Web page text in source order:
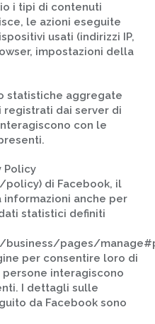
i tipi di contenuti
le azioni eseguite
usati (indirizzi IP,
impostazioni della
statistiche aggregate
dai server di
con le
Policy
di Facebook, il
informazioni anche per
statistici definiti
pages/
per consentire loro di
interagiscono
I dettagli sulle
da Facebook sono